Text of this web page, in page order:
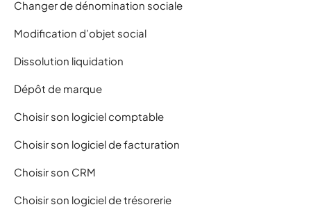
Changer de dénomination sociale
Modification d’objet social
Dissolution liquidation
Dépôt de marque
Choisir son logiciel comptable
Choisir son logiciel de facturation
Choisir son CRM
Choisir son logiciel de trésorerie